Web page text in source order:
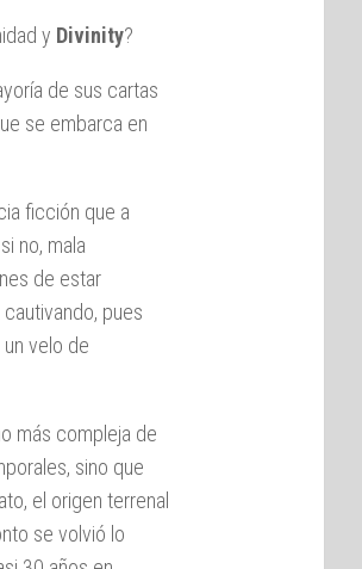
y Divinity?
de sus cartas
se embarca en
ficción que a
no, mala
de estar
pues
velo de
más compleja de
sino que
el origen terrenal
se volvió lo